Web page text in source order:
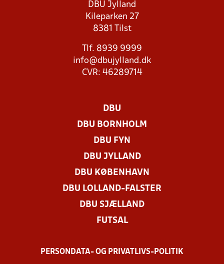
DBU Jylland
Kileparken 27
8381 Tilst
Tlf. 8939 9999
info@dbujylland.dk
CVR: 46289714
DBU
DBU BORNHOLM
DBU FYN
DBU JYLLAND
DBU KØBENHAVN
DBU LOLLAND-FALSTER
DBU SJÆLLAND
FUTSAL
PERSONDATA- OG PRIVATLIVS-POLITIK